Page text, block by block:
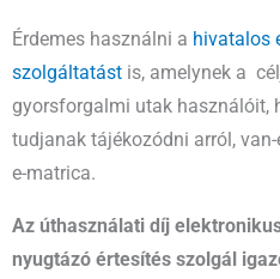
Érdemes használni a hivatalos
szolgáltatást is, amelynek a
gyorsforgalmi utak használóit,
tudjanak tájékozódni arról,
e-matrica.
Az úthasználati díj
nyugtázó értesítés szolgál